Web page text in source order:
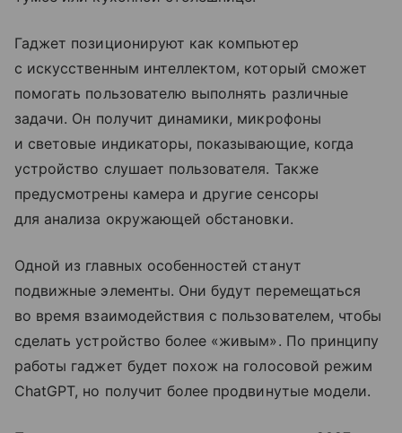
Гаджет позиционируют как компьютер
с искусственным интеллектом, который сможет
помогать пользователю выполнять различные
задачи. Он получит динамики, микрофоны
и световые индикаторы, показывающие, когда
устройство слушает пользователя. Также
предусмотрены камера и другие сенсоры
для анализа окружающей обстановки.
Одной из главных особенностей станут
подвижные элементы. Они будут перемещаться
во время взаимодействия с пользователем, чтобы
сделать устройство более «живым». По принципу
работы гаджет будет похож на голосовой режим
ChatGPT, но получит более продвинутые модели.